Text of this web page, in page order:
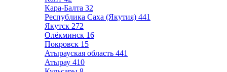
Кара-Балта 32
Республика Саха (Якутия) 441
Якутск 272
Олёкминск 16
Покровск 15
Атырауская область 441
Атырау 410